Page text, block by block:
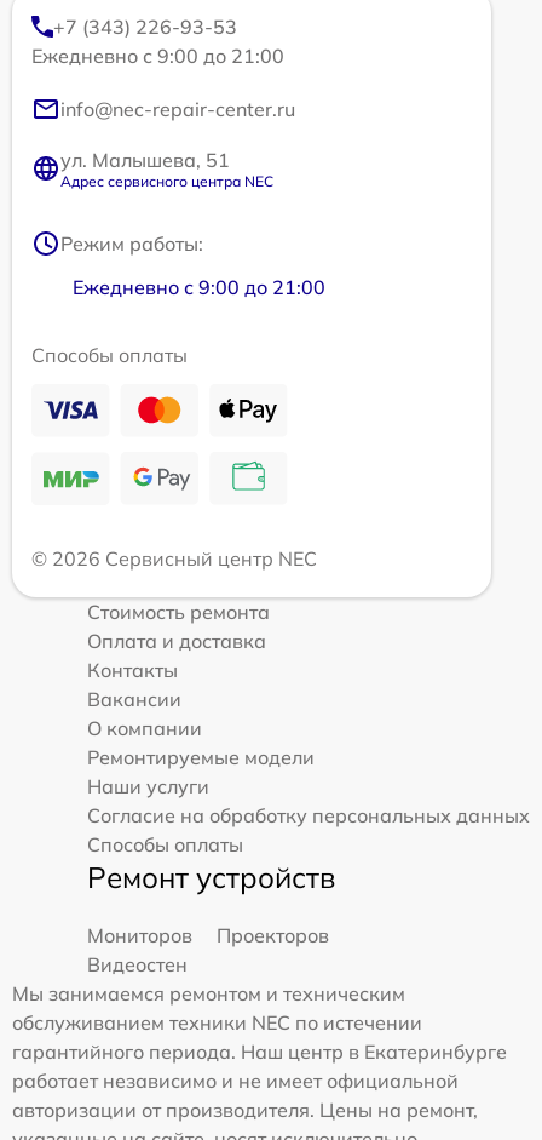
+7 (343) 226-93-53
Ежедневно с 9:00 до 21:00
info@nec-repair-center.ru
ул. Малышева, 51
Адрес сервисного центра NEC
Режим работы:
Ежедневно с 9:00 до 21:00
Способы оплаты
© 2026 Сервисный центр NEC
Стоимость ремонта
Оплата и доставка
Контакты
Вакансии
О компании
Ремонтируемые модели
Наши услуги
Согласие на обработку персональных данных
Способы оплаты
Ремонт устройств
Мониторов
Проекторов
Видеостен
Мы занимаемся ремонтом и техническим
обслуживанием техники NEC по истечении
гарантийного периода. Наш центр в Екатеринбурге
работает независимо и не имеет официальной
авторизации от производителя. Цены на ремонт,